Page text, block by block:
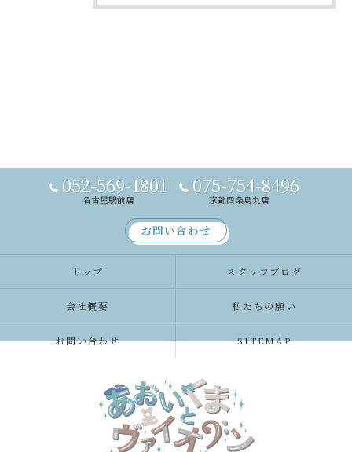
052-569-1801
名古屋駅前店
075-754-8496
京都四条烏丸店
お問い合わせ
トップ スタッフブログ
会社概要 私たちの願い
お問い合わせ SITEMAP